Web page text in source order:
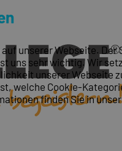
unserer Webseite. Der
uns sehr wichtig. Wir
unserer Webseite
welche Cookie-
finden Sie in